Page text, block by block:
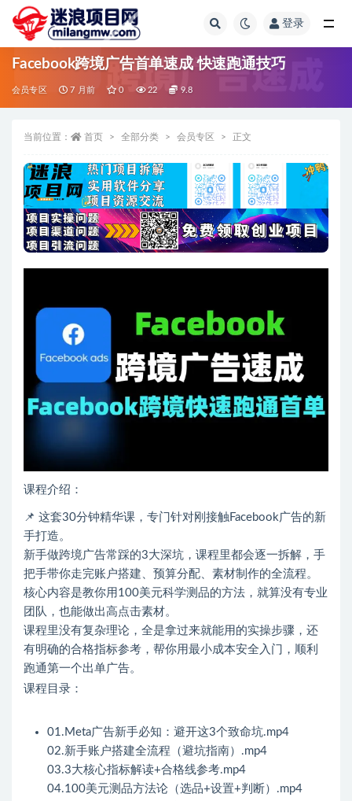
登录
Facebook跨境广告首单速成 快速跑通技巧
会员专区 7 月前 0 22 9.8
当前位置： 首页 全部分类 会员专区 正文
课程介绍：
📌 这套30分钟精华课，专门针对刚接触Facebook广告的新
手打造。
新手做跨境广告常踩的3大深坑，课程里都会逐一拆解，手
把手带你走完账户搭建、预算分配、素材制作的全流程。
核心内容是教你用100美元科学测品的方法，就算没有专业
团队，也能做出高点击素材。
课程里没有复杂理论，全是拿过来就能用的实操步骤，还
有明确的合格指标参考，帮你用最小成本安全入门，顺利
跑通第一个出单广告。
课程目录：
01.Meta广告新手必知：避开这3个致命坑.mp4
02.新手账户搭建全流程（避坑指南）.mp4
03.3大核心指标解读+合格线参考.mp4
04.100美元测品方法论（选品+设置+判断）.mp4
全部